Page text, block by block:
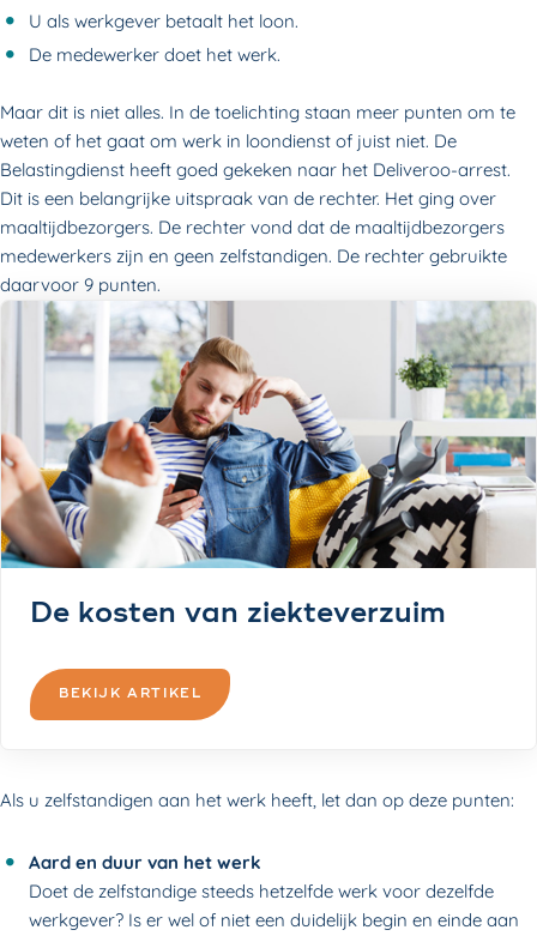
U als werkgever betaalt het loon.
De medewerker doet het werk.
Maar dit is niet alles. In de toelichting staan meer punten om te
weten of het gaat om werk in loondienst of juist niet. De
Belastingdienst heeft goed gekeken naar het Deliveroo-arrest.
Dit is een belangrijke uitspraak van de rechter. Het ging over
maaltijdbezorgers. De rechter vond dat de maaltijdbezorgers
medewerkers zijn en geen zelfstandigen. De rechter gebruikte
daarvoor 9 punten.
De kosten van ziekteverzuim
BEKIJK ARTIKEL
Als u zelfstandigen aan het werk heeft, let dan op deze punten:
Aard en duur van het werk
Doet de zelfstandige steeds hetzelfde werk voor dezelfde
werkgever? Is er wel of niet een duidelijk begin en einde aan